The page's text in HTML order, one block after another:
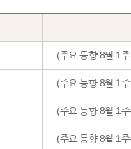
(주요 동향 8월 1
(주요 동향 8월 1
(주요 동향 8월 1
(주요 동향 8월 1